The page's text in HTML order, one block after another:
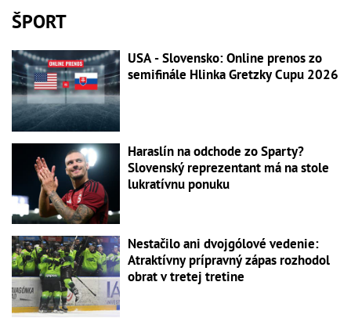
ŠPORT
USA - Slovensko: Online prenos zo
semifinále Hlinka Gretzky Cupu 2026
Haraslín na odchode zo Sparty?
Slovenský reprezentant má na stole
lukratívnu ponuku
Nestačilo ani dvojgólové vedenie:
Atraktívny prípravný zápas rozhodol
obrat v tretej tretine